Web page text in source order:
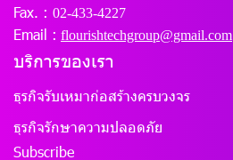
Fax. : 02-433-4227
Email : flourishtechgroup@gmail.com
บริการของเรา
ธุรกิจรับเหมาก่อสร้างครบวงจร
ธุรกิจรักษาความปลอดภัย
Subscribe